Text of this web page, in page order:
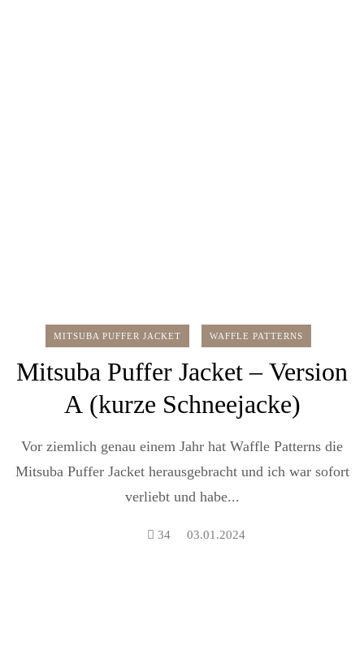
MITSUBA PUFFER JACKET WAFFLE PATTERNS
Mitsuba Puffer Jacket – Version
A (kurze Schneejacke)
Vor ziemlich genau einem Jahr hat Waffle Patterns die
Mitsuba Puffer Jacket herausgebracht und ich war sofort
verliebt und habe...
34 03.01.2024